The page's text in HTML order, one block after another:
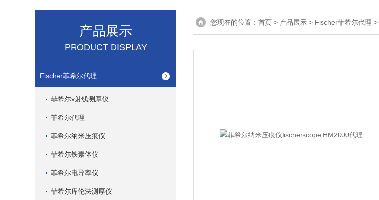
产品展示
PRODUCT DISPLAY
Fischer菲希尔代理
菲希尔x射线测厚仪
菲希尔代理
菲希尔纳米压痕仪
菲希尔铁素体仪
菲希尔电导率仪
菲希尔库伦法测厚仪
您现在的位置： 首页 > 产品展示 > Fischer菲希尔代理 >